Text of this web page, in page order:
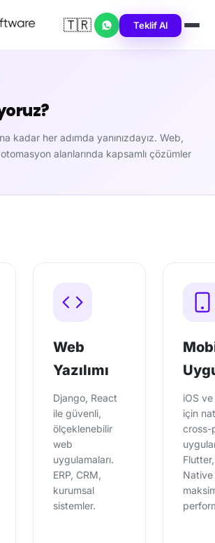
🇹🇷 Teklif Al
kadar her adımda yanınızdayız. Web,
alanlarında kapsamlı çözümler
Web
Yazılımı
Django, React
ile güvenli,
ölçeklenebilir
web
uygulamaları.
ERP, CRM,
kurumsal
sistemler.
iOS
için
cross-
Native